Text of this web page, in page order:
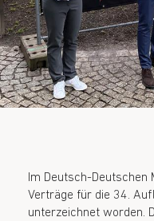
Im Deutsch-Deutschen
Verträge für die 34.
unterzeichnet worden.